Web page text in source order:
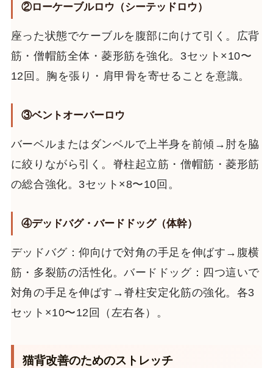
②ローケーブルロウ（シーテッドロウ）
座った状態でケーブルを腹部に向けて引く。広背
筋・僧帽筋全体・菱形筋を強化。3セット×10〜
12回。胸を張り・肩甲骨を寄せることを意識。
③ベントオーバーロウ
バーベルまたはダンベルで上半身を前傾→肘を脇
に絞りながら引く。脊柱起立筋・僧帽筋・菱形筋
の総合強化。3セット×8〜10回。
④デッドバグ・バードドッグ（体幹）
デッドバグ：仰向けで対角の手足を伸ばす→腹横
筋・多裂筋の活性化。バードドッグ：四つ這いで
対角の手足を伸ばす→脊柱安定化筋の強化。各3
セット×10〜12回（左右各）。
猫背改善のためのストレッチ